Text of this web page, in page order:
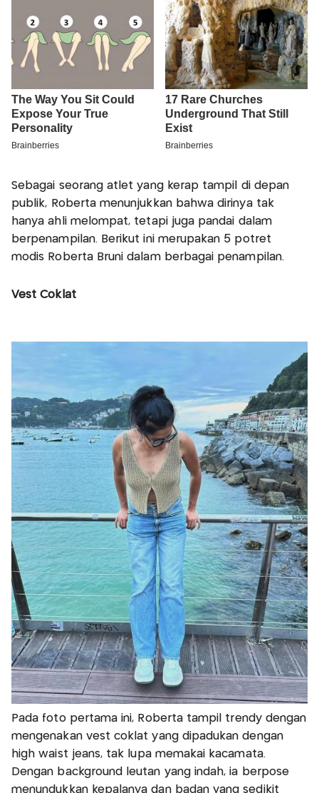
Sebagai seorang atlet yang kerap tampil di depan
publik, Roberta menunjukkan bahwa dirinya tak
hanya ahli melompat, tetapi juga pandai dalam
berpenampilan. Berikut ini merupakan 5 potret
modis Roberta Bruni dalam berbagai penampilan.
Vest Coklat
Pada foto pertama ini, Roberta tampil trendy dengan
mengenakan vest coklat yang dipadukan dengan
high waist jeans, tak lupa memakai kacamata.
Dengan background leutan yang indah, ia berpose
menundukkan kepalanya dan badan yang sedikit